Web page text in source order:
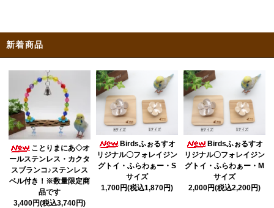
新着商品
ことりまにあ◇オ
ールステンレス・カクタ
スブランコ♪ステンレス
ベル付き！※数量限定商
品です
3,400円(税込3,740円)
Birdsふぉるすオ
リジナル〇フォレイジン
グトイ・ふらわぁー・S
サイズ
1,700円(税込1,870円)
Birdsふぉるすオ
リジナル〇フォレイジン
グトイ・ふらわぁー・M
サイズ
2,000円(税込2,200円)